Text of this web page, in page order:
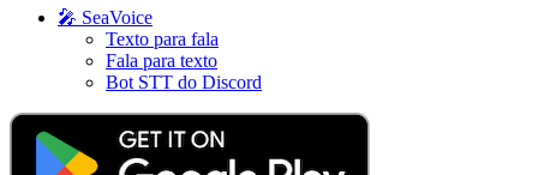
🎤 SeaVoice
Texto para fala
Fala para texto
Bot STT do Discord